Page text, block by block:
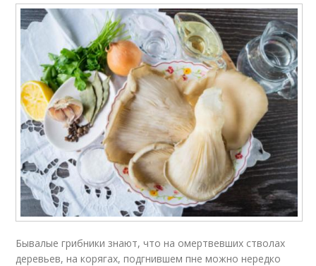
Бывалые грибники знают, что на омертвевших стволах
деревьев, на корягах, подгнившем пне можно нередко